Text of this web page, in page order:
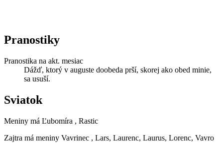
Pranostiky
Pranostika na akt. mesiac
Dážď, ktorý v auguste doobeda prší, skorej ako obed minie,
sa usuší.
Sviatok
Meniny má Ľubomíra , Rastic
Zajtra má meniny Vavrinec , Lars, Laurenc, Laurus, Lorenc, Vavro